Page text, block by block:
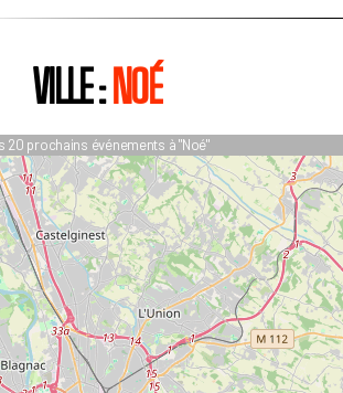
VILLE : NOÉ
20 prochains événements à "Noé"